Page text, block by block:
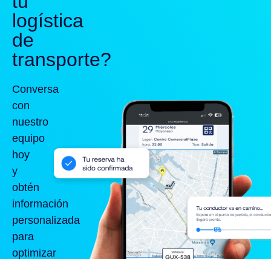
logística
de
transporte?
Conversa
con
nuestro
equipo
hoy
y
obtén
información
personalizada
para
optimizar